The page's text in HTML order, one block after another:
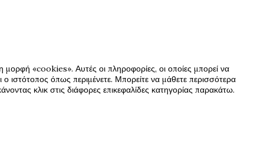
«cookies». Αυτές οι πληροφορίες, οι οποίες μπορεί να
ιστότοπος όπως περιμένετε. Μπορείτε να μάθετε περισσότερα
κλικ στις διάφορες επικεφαλίδες κατηγορίας παρακάτω.